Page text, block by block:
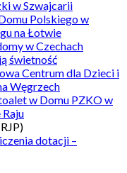
w Szwajcarii
Polskiego w
na Łotwie
w Czechach
świetność
Centrum dla Dzieci i
Węgrzech
w Domu PZKO w
dotacji –